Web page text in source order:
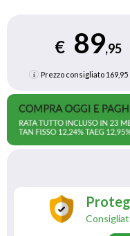
€ 89,95
Prezzo consigliato 169,95